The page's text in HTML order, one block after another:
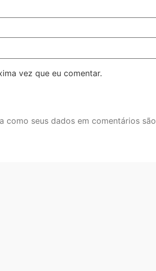
vez que eu comentar.
como seus dados em comentários são